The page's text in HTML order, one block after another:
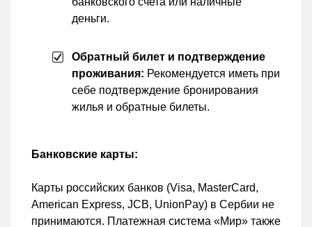
деньги.
Обратный билет и подтверждение
проживания: Рекомендуется иметь при
себе подтверждение бронирования
жилья и обратные билеты.
Банковские карты:
Карты российских банков (Visa, MasterCard,
American Express, JCB, UnionPay) в Сербии не
принимаются. Платежная система «Мир» также